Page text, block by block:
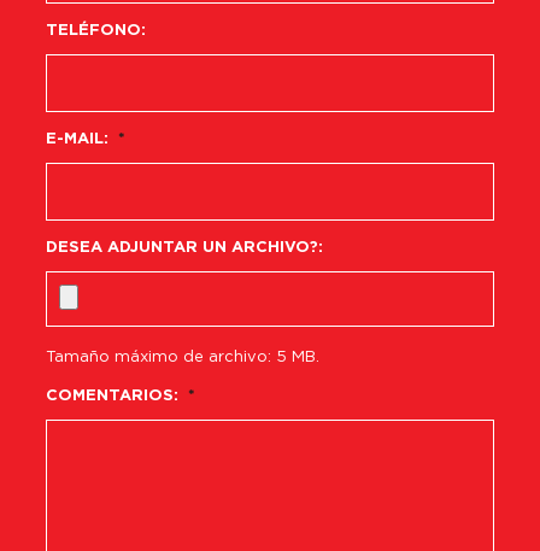
TELÉFONO:
E-MAIL: *
DESEA ADJUNTAR UN ARCHIVO?:
Tamaño máximo de archivo: 5 MB.
COMENTARIOS: *